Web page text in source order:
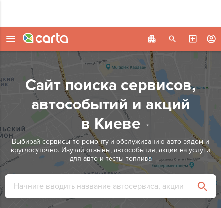
Сайт поиска сервисов,
автособытий и акций
в Киеве
Выбирай сервисы по ремонту и обслуживанию авто рядом и
круглосуточно. Изучай отзывы, автособытия, акции на услуги
для авто и тесты топлива